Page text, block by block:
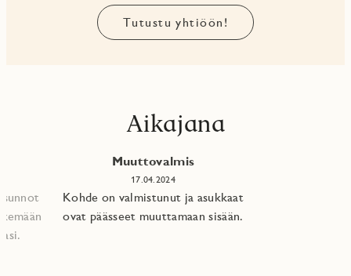
Tutustu yhtiöön!
Aikajana
Muuttovalmis
17.04.2024
Kohde on valmistunut ja asukkaat
ovat päässeet muuttamaan sisään.